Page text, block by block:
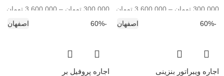
300,000 تومان –
3,600,000 تومان 300,000 تومان –
3,600,000 تومان
-60%
اصفهان
اجاره ویبراتور بنزینی
-60% اصفهان
اجاره پروفیل بر